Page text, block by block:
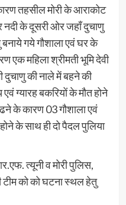
तहसील मोरी के आराकोट
नदी के दूसरी ओर जहाँ दुचाणु
बनाये गये गौशाला एवं घर के
एक महिला श्रीमती भूमि देवी
दुचाणु की नाले में बहने की
ग्यारह बकरियों के मौत होने
के कारण 03 गौशाला एवं
के साथ ही दो पैदल पुलिया
त्यूनी व मोरी पुलिस,
टीम को को घटना स्थल हेतु